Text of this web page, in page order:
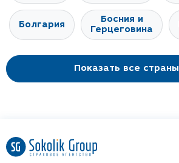
Болгария
Босния и
Герцеговина
Показать все страны